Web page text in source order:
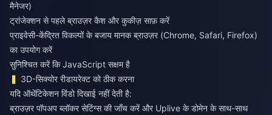
मैनेजर)
ट्रांजेक्शन से पहले ब्राउज़र कैश और कुकीज़ साफ़ करें
प्राइवेसी-केंद्रित विकल्पों के बजाय मानक ब्राउज़र (Chrome, Safari, Firefox)
का उपयोग करें
सुनिश्चित करें कि JavaScript सक्षम है
3D-सिक्योर रीडायरेक्ट को ठीक करना
यदि ऑथेंटिकेशन विंडो दिखाई नहीं देती है:
ब्राउज़र पॉपअप ब्लॉकर सेटिंग्स की जाँच करें और Uplive के डोमेन के साथ-साथ